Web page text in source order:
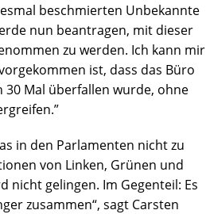
beschmierten Unbekannte
nun beantragen, mit dieser
zu werden. Ich kann mir
ist, dass das Büro
30 Mal überfallen wurde, ohne
in den Parlamenten nicht zu
von Linken, Grünen und
nicht gelingen. Im Gegenteil: Es
zusammen“, sagt Carsten